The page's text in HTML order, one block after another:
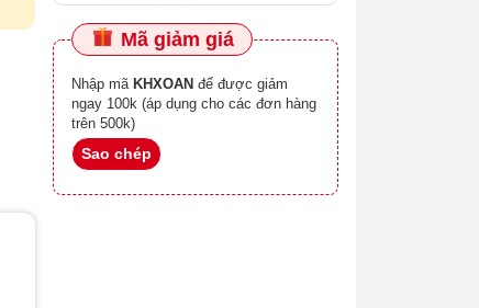
Mã giảm giá
Nhập mã KHXOAN
ngay 100k (áp dụng cho các đơn hàng
trên 500k)
Sao chép